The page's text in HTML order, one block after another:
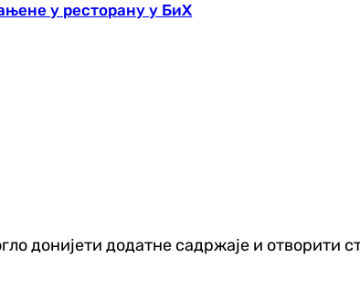
у ресторану у БиХ
донијети додатне садржаје и отворити